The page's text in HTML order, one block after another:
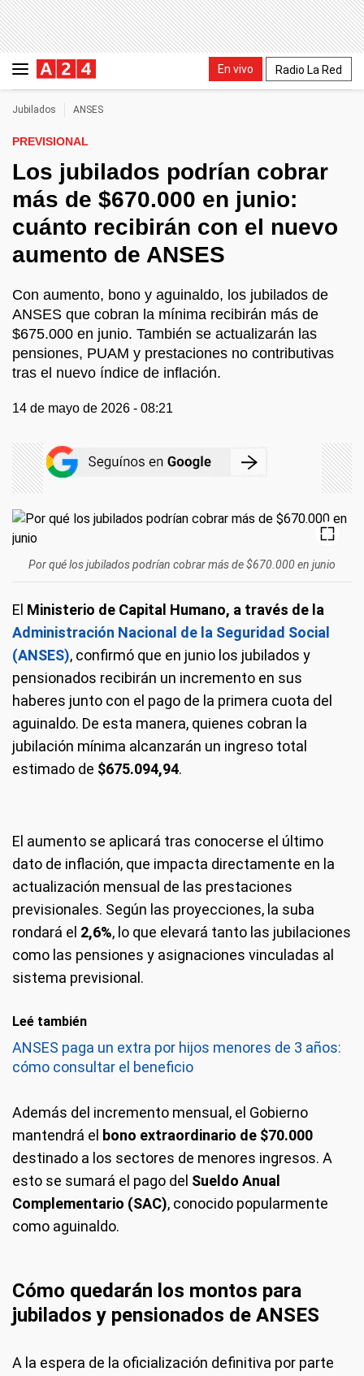
En vivo Radio La Red
Jubilados ANSES
PREVISIONAL
Los jubilados podrían cobrar
más de $670.000 en junio:
cuánto recibirán con el nuevo
aumento de ANSES
Con aumento, bono y aguinaldo, los jubilados de
ANSES que cobran la mínima recibirán más de
$675.000 en junio. También se actualizarán las
pensiones, PUAM y prestaciones no contributivas
tras el nuevo índice de inflación.
14 de mayo de 2026 - 08:21
Por qué los jubilados podrían cobrar más de $670.000 en junio
El Ministerio de Capital Humano, a través de la
Administración Nacional de la Seguridad Social
(ANSES), confirmó que en junio los jubilados y
pensionados recibirán un incremento en sus
haberes junto con el pago de la primera cuota del
aguinaldo. De esta manera, quienes cobran la
jubilación mínima alcanzarán un ingreso total
estimado de $675.094,94.
El aumento se aplicará tras conocerse el último
dato de inflación, que impacta directamente en la
actualización mensual de las prestaciones
previsionales. Según las proyecciones, la suba
rondará el 2,6%, lo que elevará tanto las jubilaciones
como las pensiones y asignaciones vinculadas al
sistema previsional.
Leé también
ANSES paga un extra por hijos menores de 3 años:
cómo consultar el beneficio
Además del incremento mensual, el Gobierno
mantendrá el bono extraordinario de $70.000
destinado a los sectores de menores ingresos. A
esto se sumará el pago del Sueldo Anual
Complementario (SAC), conocido popularmente
como aguinaldo.
Cómo quedarán los montos para
jubilados y pensionados de ANSES
A la espera de la oficialización definitiva por parte